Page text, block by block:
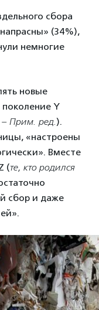
сбора
(34%),
немногие
новые
Y
Прим. ред.).
«настроены
Вместе
(те, кто родился
сбор и даже